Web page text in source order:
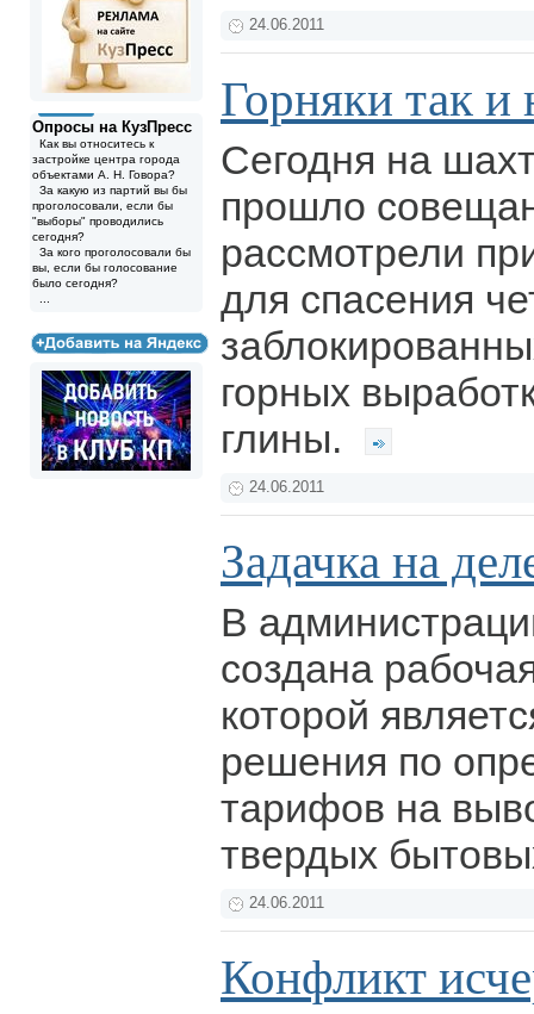
Опросы на КузПресс
Как вы относитесь к
застройке центра города
объектами А. Н. Говора?
За какую из партий вы бы
проголосовали, если бы
"выборы" проводились
сегодня?
За кого проголосовали бы
вы, если бы голосование
было сегодня?
24.06.2011
Горняки так и
Сегодня на
прошло
рассмотрели
для спасения
горных
глины.
24.06.2011
Задачка на
В
создана
которой
решения по
тарифов на
твердых
24.06.2011
Конфликт